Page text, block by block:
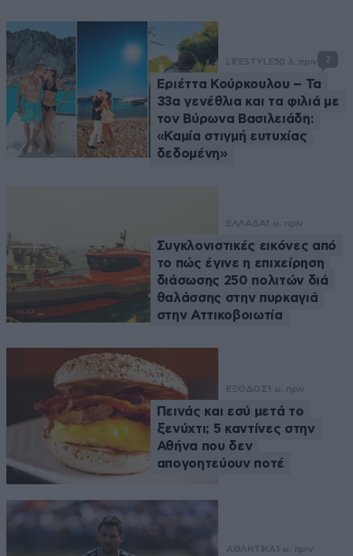
LIFESTYLE50 λ. πριν 2
Εριέττα Κούρκουλου – Τα
33α γενέθλια και τα φιλιά με
τον Βύρωνα Βασιλειάδη:
«Καμία στιγμή ευτυχίας
δεδομένη»
ΕΛΛΑΔΑ 1 ω. πριν
Συγκλονιστικές εικόνες από
το πώς έγινε η επιχείρηση
διάσωσης 250 πολιτών διά
θαλάσσης στην πυρκαγιά
στην Αττικοβοιωτία
ΕΞΟΔΟΣ 1 ω. πριν
Πεινάς και εσύ μετά το
ξενύχτι; 5 καντίνες στην
Αθήνα που δεν
απογοητεύουν ποτέ
ΑΘΛΗΤΙΚΑ 1 ω. πριν